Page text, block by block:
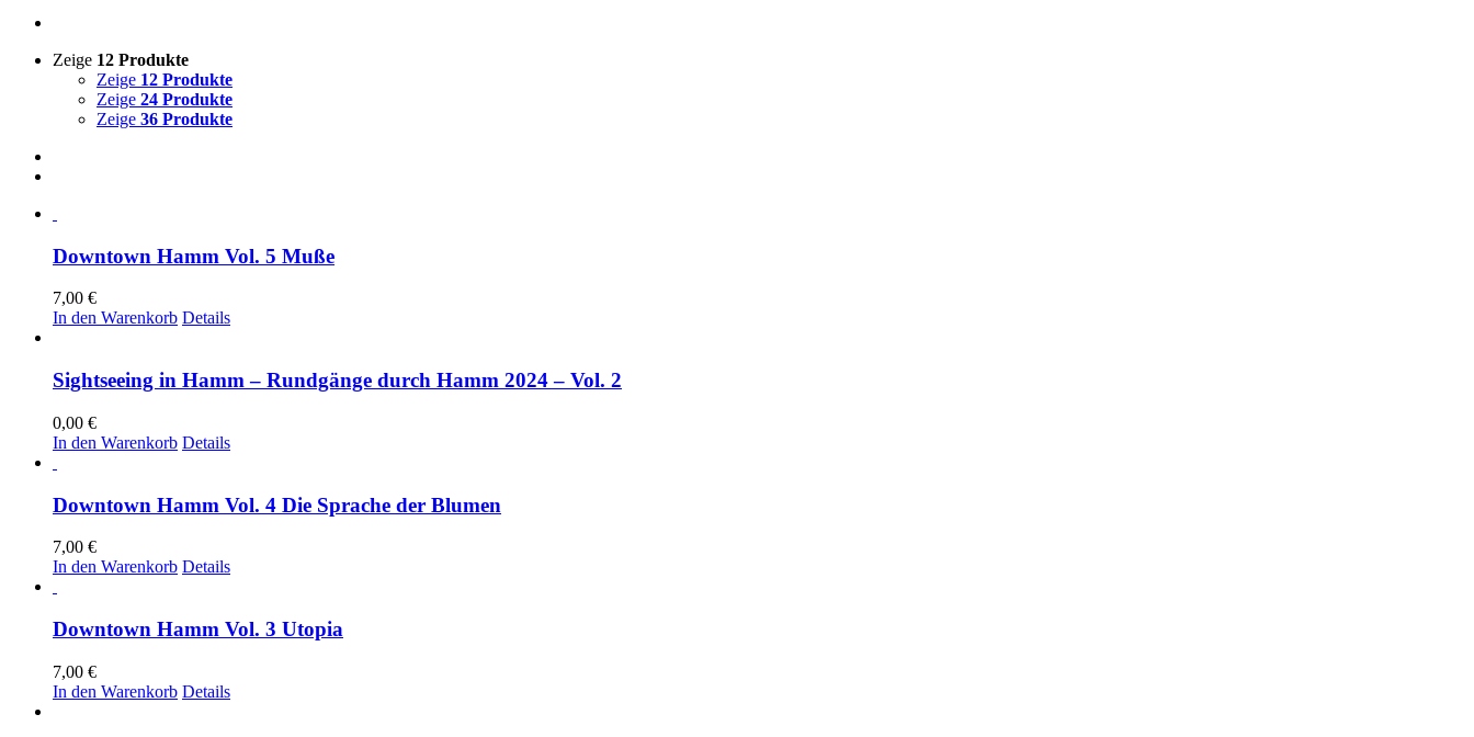
Zeige 12 Produkte
Zeige 12 Produkte
Zeige 24 Produkte
Zeige 36 Produkte
Downtown Hamm Vol. 5 Muße
7,00 €
In den Warenkorb Details
Sightseeing in Hamm – Rundgänge durch Hamm 2024 – Vol. 2
0,00 €
In den Warenkorb Details
Downtown Hamm Vol. 4 Die Sprache der Blumen
7,00 €
In den Warenkorb Details
Downtown Hamm Vol. 3 Utopia
7,00 €
In den Warenkorb Details